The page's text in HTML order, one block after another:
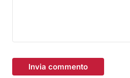
Invia commento